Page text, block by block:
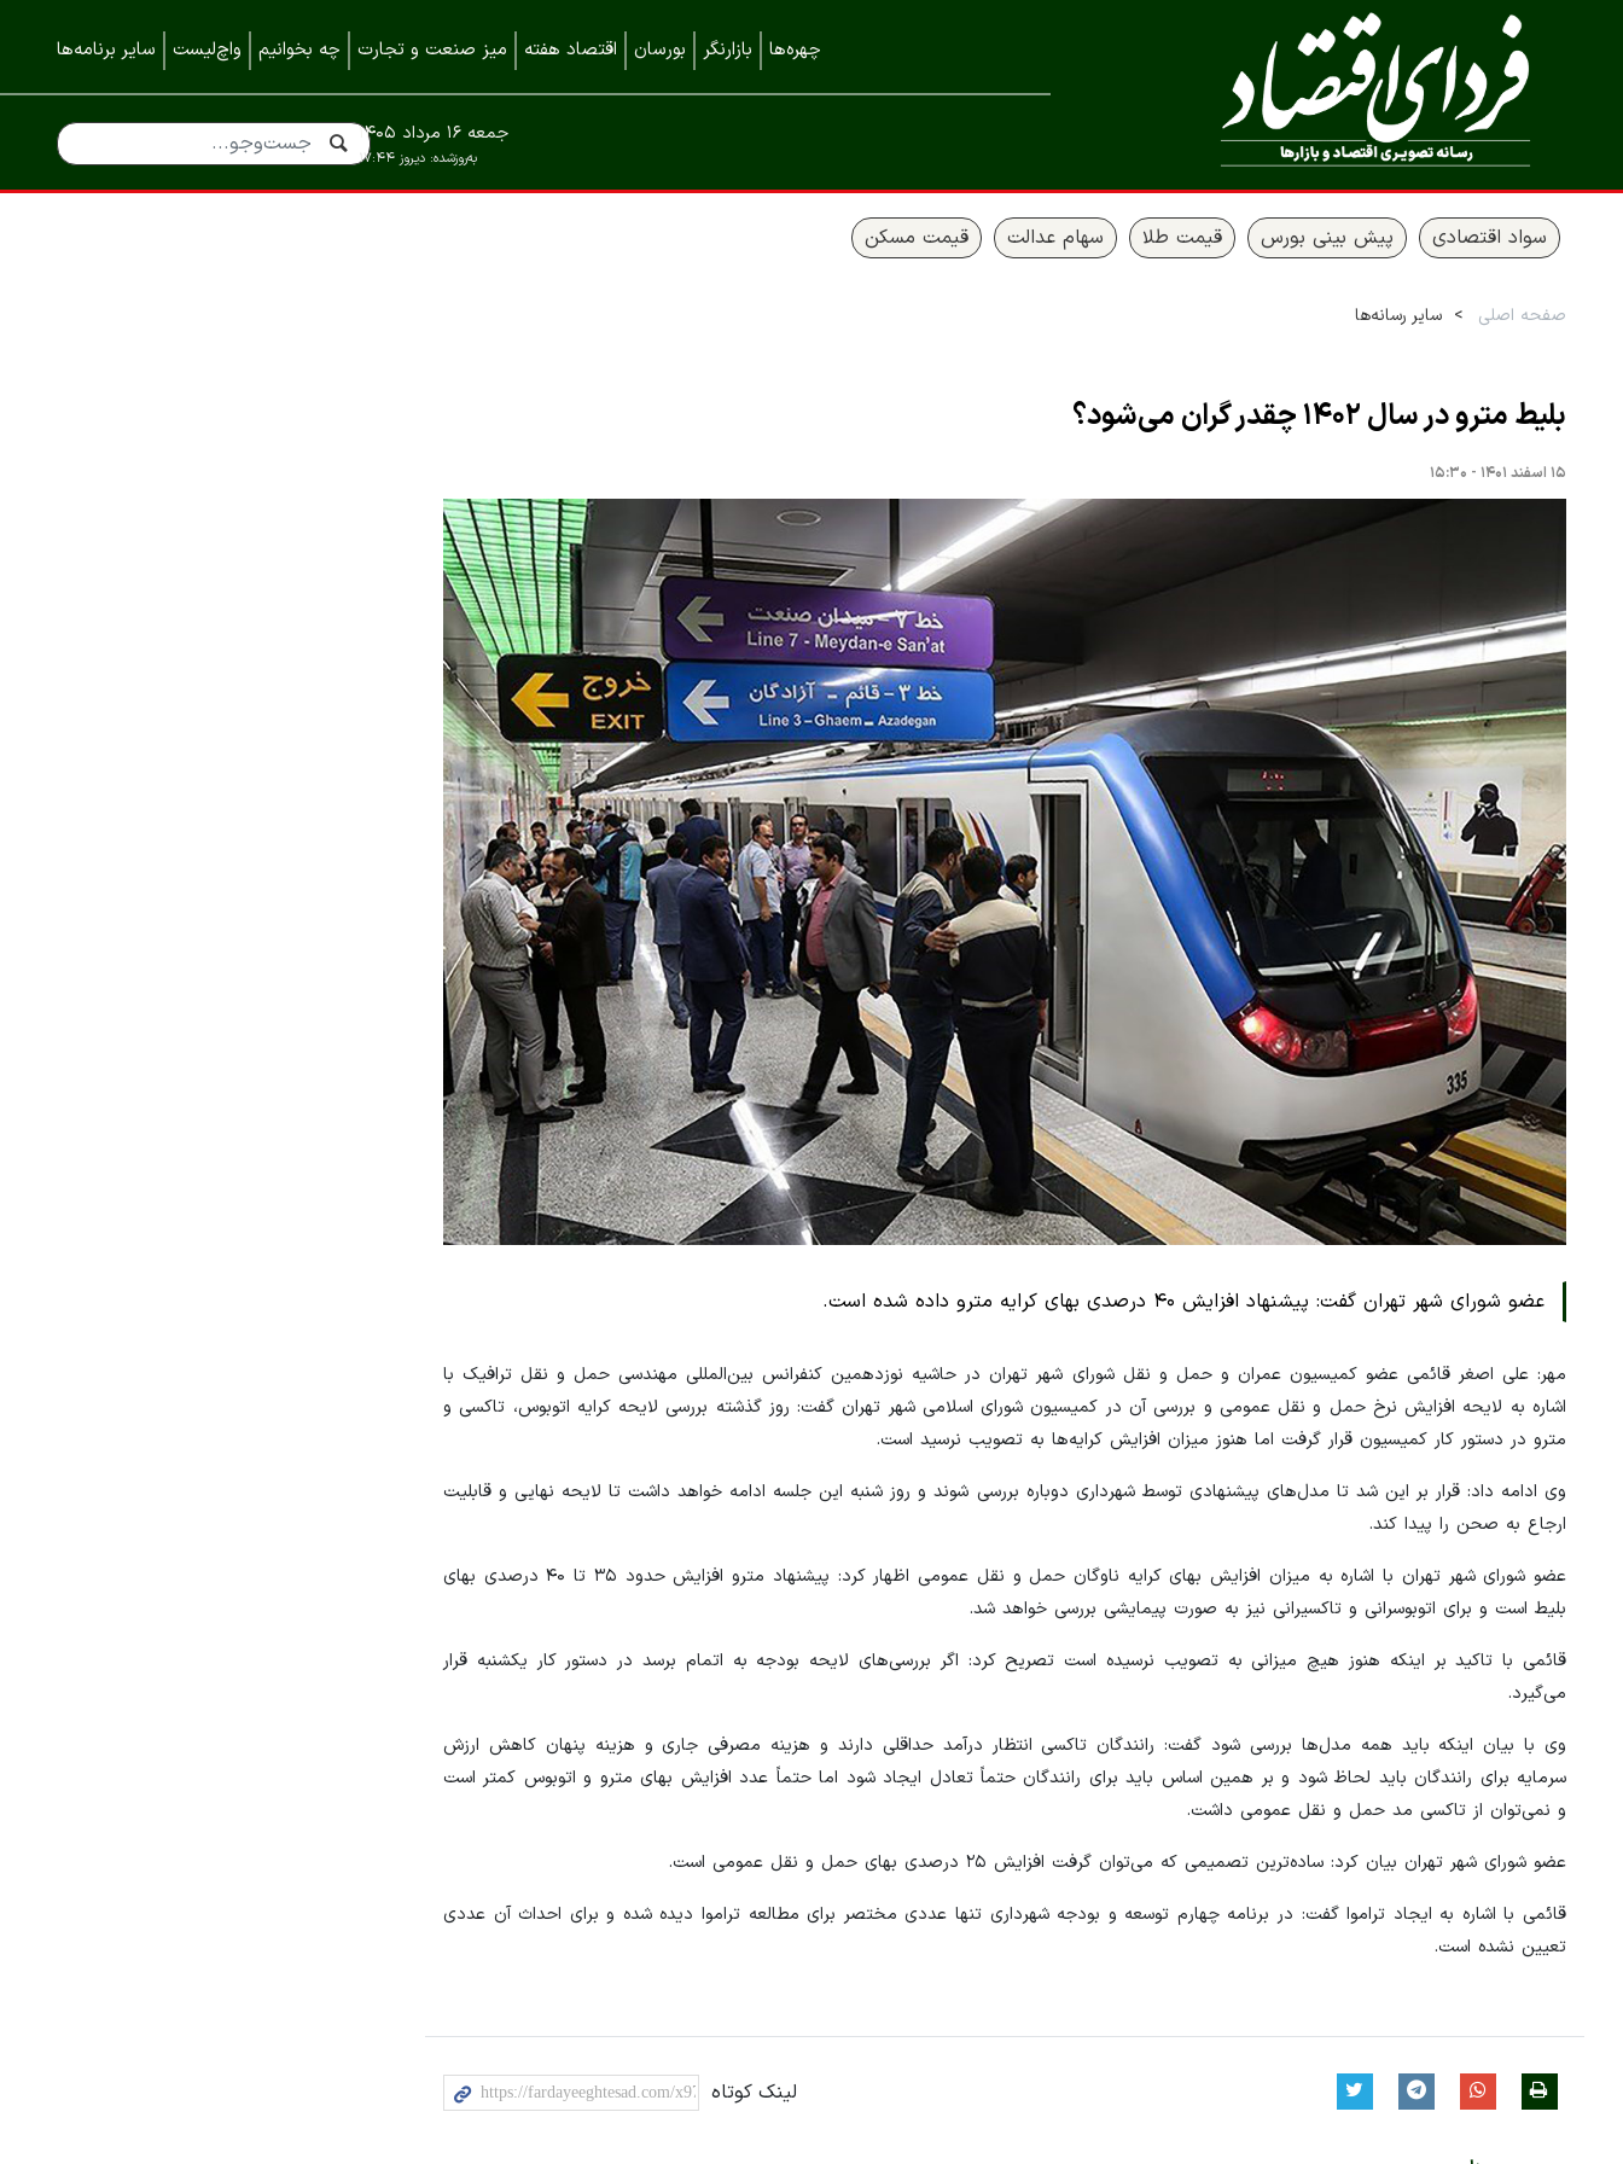
چهره‌ها بازارنگر بورسان اقتصاد هفته میز صنعت و تجارت چه بخوانیم واچ‌لیست سایر برنامه‌ها
به‌روزشده: دیروز ۱۷:۴۴
جمعه ۱۶ مرداد ۱۴۰۵
سواد اقتصادی پیش بینی بورس قیمت طلا سهام عدالت قیمت مسکن
صفحه اصلی سایر رسانه‌ها
بلیط مترو در سال ۱۴۰۲ چقدر گران می‌شود؟
۱۵ اسفند ۱۴۰۱ - ۱۵:۳۰
عضو شورای شهر تهران گفت: پیشنهاد افزایش ۴۰ درصدی بهای کرایه مترو داده شده است.
مهر: علی اصغر قائمی عضو کمیسیون عمران و حمل و نقل شورای شهر تهران در حاشیه نوزدهمین کنفرانس بین‌المللی مهندسی حمل و نقل ترافیک با
اشاره به لایحه افزایش نرخ حمل و نقل عمومی و بررسی آن در کمیسیون شورای اسلامی شهر تهران گفت: روز گذشته بررسی لایحه کرایه اتوبوس، تاکسی و
مترو در دستور کار کمیسیون قرار گرفت اما هنوز میزان افزایش کرایه‌ها به تصویب نرسید است.
وی ادامه داد: قرار بر این شد تا مدل‌های پیشنهادی توسط شهرداری دوباره بررسی شوند و روز شنبه این جلسه ادامه خواهد داشت تا لایحه نهایی و قابلیت
ارجاع به صحن را پیدا کند.
عضو شورای شهر تهران با اشاره به میزان افزایش بهای کرایه ناوگان حمل و نقل عمومی اظهار کرد: پیشنهاد مترو افزایش حدود ۳۵ تا ۴۰ درصدی بهای
بلیط است و برای اتوبوسرانی و تاکسیرانی نیز به صورت پیمایشی بررسی خواهد شد.
قائمی با تاکید بر اینکه هنوز هیچ میزانی به تصویب نرسیده است تصریح کرد: اگر بررسی‌های لایحه بودجه به اتمام برسد در دستور کار یکشنبه قرار
می‌گیرد.
وی با بیان اینکه باید همه مدل‌ها بررسی شود گفت: رانندگان تاکسی انتظار درآمد حداقلی دارند و هزینه مصرفی جاری و هزینه پنهان کاهش ارزش
سرمایه برای رانندگان باید لحاظ شود و بر همین اساس باید برای رانندگان حتماً تعادل ایجاد شود اما حتماً عدد افزایش بهای مترو و اتوبوس کمتر است
و نمی‌توان از تاکسی مد حمل و نقل عمومی داشت.
عضو شورای شهر تهران بیان کرد: ساده‌ترین تصمیمی که می‌توان گرفت افزایش ۲۵ درصدی بهای حمل و نقل عمومی است.
قائمی با اشاره به ایجاد تراموا گفت: در برنامه چهارم توسعه و بودجه شهرداری تنها عددی مختصر برای مطالعه تراموا دیده شده و برای احداث آن عددی
تعیین نشده است.
لینک کوتاه